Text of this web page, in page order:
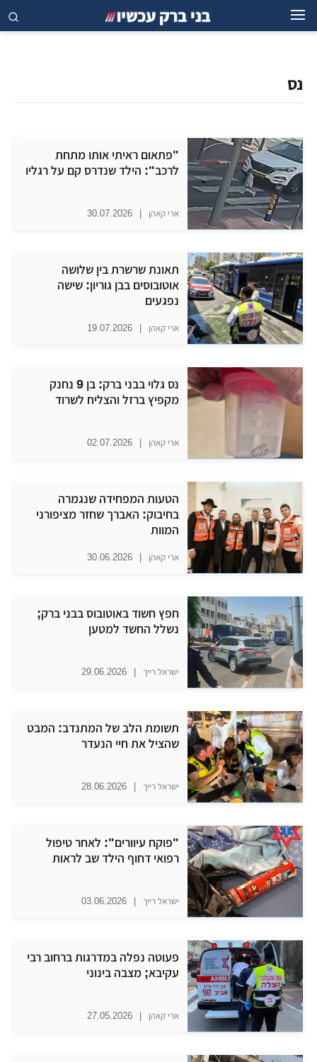
נס
"פתאום ראיתי אותו מתחת
לרכב": הילד שנדרס קם על רגליו
ארי קאהן |
30.07.2026
תאונת שרשרת בין שלושה
אוטובוסים בבן גוריון: שישה
נפגעים
ארי קאהן |
19.07.2026
נס גלוי בבני ברק: בן 9 נחנק
מקפיץ ברזל והצליח לשרוד
ארי קאהן |
02.07.2026
הטעות המפחידה שנגמרה
בחיבוק: האברך שחזר מציפורני
המוות
ארי קאהן |
30.06.2026
חפץ חשוד באוטובוס בבני ברק;
נשלל החשד למטען
ישראל רייך |
29.06.2026
תשומת הלב של המתנדב: המבט
שהציל את חיי הנעדר
ישראל רייך |
28.06.2026
​"פוקח עיוורים": לאחר טיפול
רפואי דחוף הילד שב לראות
ישראל רייך |
03.06.2026
פעוטה נפלה במדרגות ברחוב רבי
עקיבא; מצבה בינוני
ארי קאהן |
27.05.2026